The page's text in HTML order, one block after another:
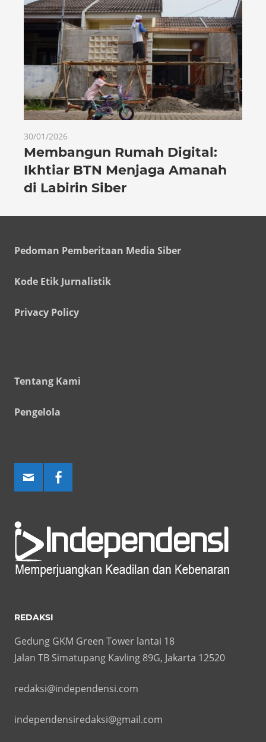
30/01/2026
Membangun Rumah Digital:
Ikhtiar BTN Menjaga Amanah
di Labirin Siber
Pedoman Pemberitaan Media Siber
Kode Etik Jurnalistik
Privacy Policy
Tentang Kami
Pengelola
REDAKSI
Gedung GKM Green Tower lantai 18
Jalan TB Simatupang Kavling 89G, Jakarta 12520
redaksi@independensi.com
independensiredaksi@gmail.com